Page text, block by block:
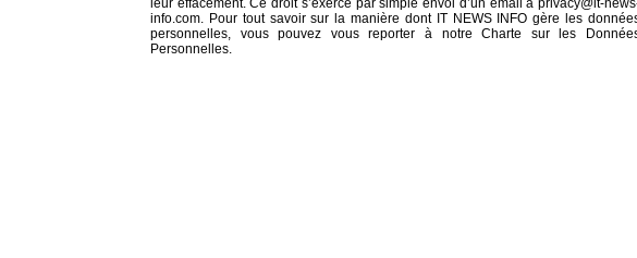
leur effacement. Ce droit s’exerce par simple envoi d’un email à privacy@it-
info.com. Pour tout savoir sur la manière dont IT NEWS INFO gère les
personnelles, vous pouvez vous reporter à notreCharte sur les
Personnelles.